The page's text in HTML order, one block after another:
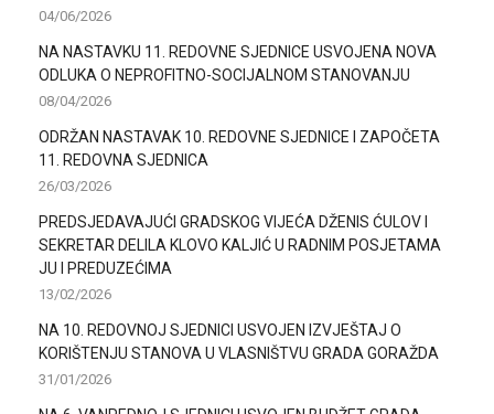
04/06/2026
NA NASTAVKU 11. REDOVNE SJEDNICE USVOJENA NOVA
ODLUKA O NEPROFITNO-SOCIJALNOM STANOVANJU
08/04/2026
ODRŽAN NASTAVAK 10. REDOVNE SJEDNICE I ZAPOČETA
11. REDOVNA SJEDNICA
26/03/2026
PREDSJEDAVAJUĆI GRADSKOG VIJEĆA DŽENIS ĆULOV I
SEKRETAR DELILA KLOVO KALJIĆ U RADNIM POSJETAMA
JU I PREDUZEĆIMA
13/02/2026
NA 10. REDOVNOJ SJEDNICI USVOJEN IZVJEŠTAJ O
KORIŠTENJU STANOVA U VLASNIŠTVU GRADA GORAŽDA
31/01/2026